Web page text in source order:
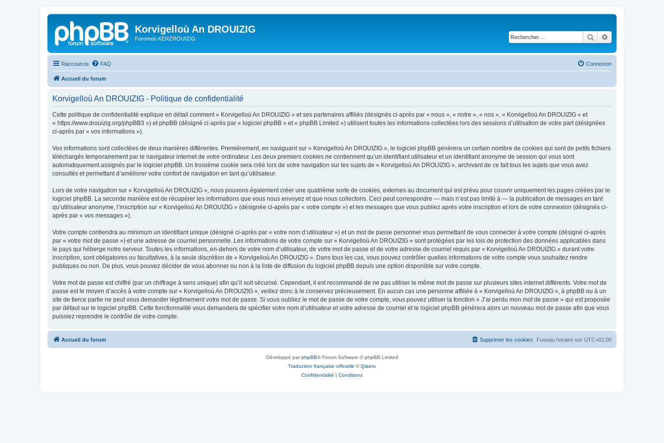
Korvigelloù An DROUIZIG
Foromoù KERZROUIZIG Rechercher
Raccourcis FAQ Connexion
Accueil du forum
Korvigelloù An DROUIZIG - Politique de confidentialité
Cette politique de confidentialité explique en détail comment « Korvigelloù An DROUIZIG » et ses partenaires affiliés (désignés ci-après par « nous », « notre », « nos », « Korvigelloù An DROUIZIG » et
« https://www.drouizig.org/phpBB3 ») et phpBB (désigné ci-après par « logiciel phpBB » et « phpBB Limited ») utilisent toutes les informations collectées lors des sessions d’utilisation de votre part (désignées
ci-après par « vos informations »).
Vos informations sont collectées de deux manières différentes. Premièrement, en naviguant sur « Korvigelloù An DROUIZIG », le logiciel phpBB génèrera un certain nombre de cookies qui sont de petits fichiers
téléchargés temporairement par le navigateur internet de votre ordinateur. Les deux premiers cookies ne contiennent qu’un identifiant utilisateur et un identifiant anonyme de session qui vous sont
automatiquement assignés par le logiciel phpBB. Un troisième cookie sera créé lors de votre navigation sur les sujets de « Korvigelloù An DROUIZIG », archivant de ce fait tous les sujets que vous avez
consultés et permettant d’améliorer votre confort de navigation en tant qu’utilisateur.
Lors de votre navigation sur « Korvigelloù An DROUIZIG », nous pouvons également créer une quatrième sorte de cookies, externes au document qui est prévu pour couvrir uniquement les pages créées par le
logiciel phpBB. La seconde manière est de récupérer les informations que vous nous envoyez et que nous collectons. Ceci peut correspondre — mais n’est pas limité à — la publication de messages en tant
qu’utilisateur anonyme, l’inscription sur « Korvigelloù An DROUIZIG » (désignée ci-après par « votre compte ») et les messages que vous publiez après votre inscription et lors de votre connexion (désignés ci-
après par « vos messages »).
Votre compte contiendra au minimum un identifiant unique (désigné ci-après par « votre nom d’utilisateur ») et un mot de passe personnel vous permettant de vous connecter à votre compte (désigné ci-après
par « votre mot de passe ») et une adresse de courriel personnelle. Les informations de votre compte sur « Korvigelloù An DROUIZIG » sont protégées par les lois de protection des données applicables dans
le pays qui héberge notre serveur. Toutes les informations, en-dehors de votre nom d’utilisateur, de votre mot de passe et de votre adresse de courriel requis par « Korvigelloù An DROUIZIG » durant votre
inscription, sont obligatoires ou facultatives, à la seule discrétion de « Korvigelloù An DROUIZIG ». Dans tous les cas, vous pouvez contrôler quelles informations de votre compte vous souhaitez rendre
publiques ou non. De plus, vous pouvez décider de vous abonner ou non à la liste de diffusion du logiciel phpBB depuis une option disponible sur votre compte.
Votre mot de passe est chiffré (par un chiffrage à sens unique) afin qu’il soit sécurisé. Cependant, il est recommandé de ne pas utiliser le même mot de passe sur plusieurs sites internet différents. Votre mot de
passe est le moyen d’accès à votre compte sur « Korvigelloù An DROUIZIG », veillez donc à le conservez précieusement. En aucun cas une personne affiliée à « Korvigelloù An DROUIZIG », à phpBB ou à un
site de tierce partie ne peut vous demander légitimement votre mot de passe. Si vous oubliez le mot de passe de votre compte, vous pouvez utiliser la fonction « J’ai perdu mon mot de passe » qui est proposée
par défaut sur le logiciel phpBB. Cette fonctionnalité vous demandera de spécifier votre nom d’utilisateur et votre adresse de courriel et le logiciel phpBB générera alors un nouveau mot de passe afin que vous
puissiez reprendre le contrôle de votre compte.
Accueil du forum Fuseau horaire sur UTC+01:00
Supprimer les cookies
Développé parphpBB® Forum Software © phpBB Limited
Traduction française officielle ©Qiaeru
Confidentialité | Conditions